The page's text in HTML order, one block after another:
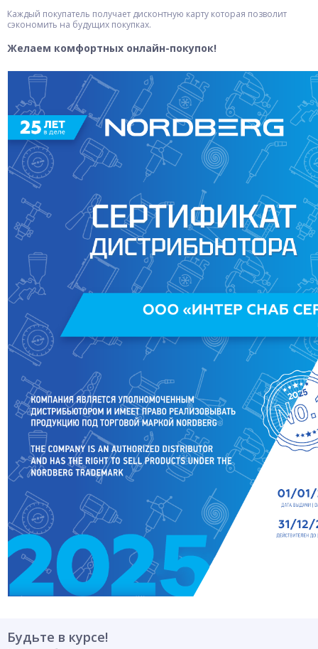
Каждый покупатель получает дисконтную карту которая позволит
сэкономить на будущих покупках.
Желаем комфортных онлайн-покупок!
Будьте в курсе!